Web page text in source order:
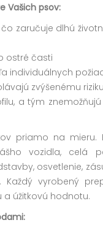
Vašich psov:
zaručuje dlhú
ostré časti
individuálnych
zvýšenému
a tým
priamo na
vozidla, celá
osvetlenie,
vyrobený
úžitkovú hodnotu.